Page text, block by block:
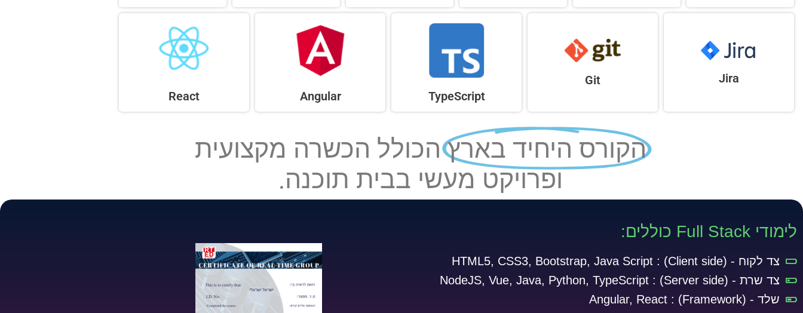
Jira
Git
TypeScript
Angular
React
הקורס היחיד בארץ הכולל הכשרה מקצועית
ופרויקט מעשי בבית תוכנה.
לימודי Full Stack כוללים:
צד לקוח - (Client side) :
HTML5, CSS3, Bootstrap, Java Script
צד שרת - (Server side) :
שלד - (Framework) :
Angular, React